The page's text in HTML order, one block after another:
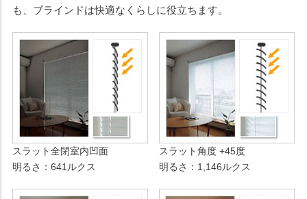
も、ブラインドは快適なくらしに役立ちます。
スラット全閉室内凹面
明るさ：641ルクス
スラット角度 +45度
明るさ：1,146ルクス